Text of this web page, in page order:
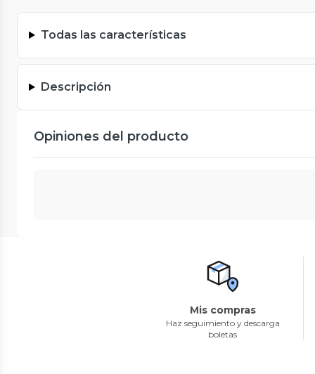
Todas las características
Descripción
Opiniones del producto
Mis compras
Haz seguimiento y descarga
boletas